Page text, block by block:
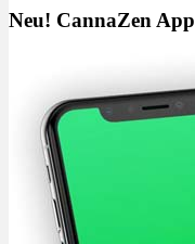
Neu! CannaZen App